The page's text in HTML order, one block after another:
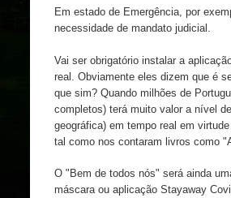
Em estado de Emergência, por
necessidade de mandato judicial.
Vai ser obrigatório instalar a
real. Obviamente eles dizem que é
que sim? Quando milhões de
completos) terá muito valor a nível
geográfica) em tempo real em
tal como nos contaram livros como
O "Bem de todos nós" será ainda
máscara ou aplicação Stayaway